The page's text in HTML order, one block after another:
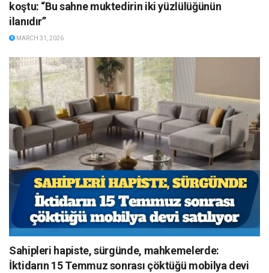
koştu: “Bu sahne muktedirin iki yüzlülüğünün
ilanıdır”
MARCH 31, 2026
Sahipleri hapiste, sürgünde, mahkemelerde:
İktidarın 15 Temmuz sonrası çöktüğü mobilya devi